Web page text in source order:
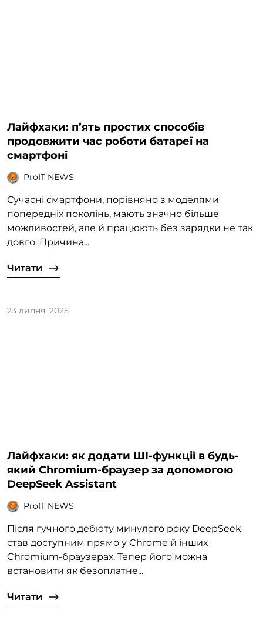
Лайфхаки: пʼять простих способів
продовжити час роботи батареї на
смартфоні
ProIT NEWS
Сучасні смартфони, порівняно з моделями
попередніх поколінь, мають значно більше
можливостей, але й працюють без зарядки не так
довго. Причина...
Читати
23 липня, 2025
Лайфхаки: як додати ШІ-функції в будь-
який Chromium-браузер за допомогою
DeepSeek Assistant
ProIT NEWS
Після гучного дебюту минулого року DeepSeek
став доступним прямо у Chrome й інших
Chromium-браузерах. Тепер його можна
встановити як безоплатне...
Читати